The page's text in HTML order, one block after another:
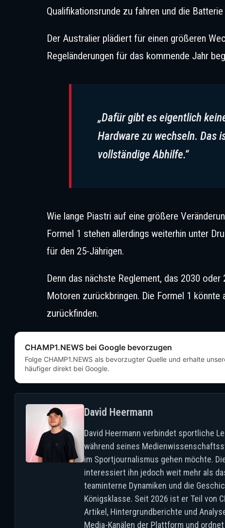
Qualifikationsrunde zu fahren und die
Der Australier plädiert für einen größeren
Regeländerungen für das kommende Jahr
„Dafür gibt es eigentlich
Hardware zu wechseln. Das
vollständige Abhilfe.“
Wie lange Piastri auf eine größere
Formel 1 stehen allerdings weiterhin unter
für den 25-Jährigen.
Denn das nächste Reglement, das 2030
Motoren zurückbringen. Die Formel 1
zurückfinden.
CHAMP1.NEWS bei Google bevorzugen
Folge CHAMP1.NEWS als bevorzugter Quelle und erhalte
häufiger direkt bei Google.
David Heermann
David Heermann verbindet sportliche
während seines
im Sportjournalismus gehen möchte.
interessiert ihn jedoch weit mehr als
teaminterne Dynamiken und die
Königsklasse. Seit 2026 ist er Teil von
Artikel, Hintergrundberichte und
Media-Kanälen der Plattform und